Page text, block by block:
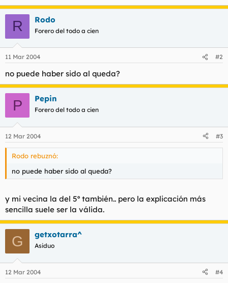
R Rodo
Forero del todo a cien
11 Mar 2004 #2
no puede haber sido al queda?
P Pepin
Forero del todo a cien
12 Mar 2004 #3
Rodo rebuznó:
no puede haber sido al queda?
y mi vecina la del 5º también.. pero la explicación más
sencilla suele ser la válida.
G getxotarra^
Asiduo
12 Mar 2004 #4